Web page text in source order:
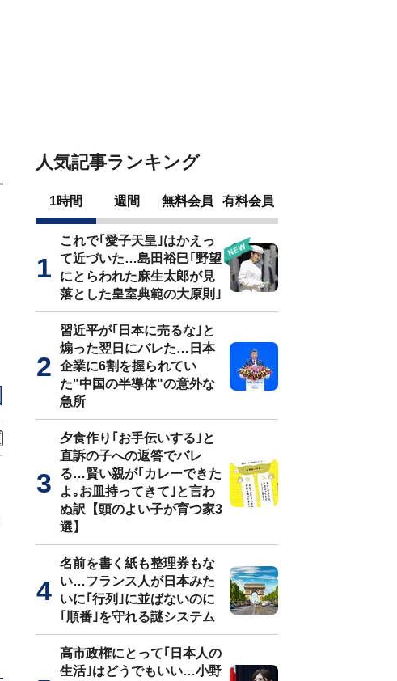
人気記事ランキング
1時間 週間 無料会員 有料会員
これで｢愛子天皇｣はかえっ
て近づいた…島田裕巳｢野望
にとらわれた麻生太郎が見
落とした皇室典範の大原則｣
習近平が｢日本に売るな｣と
煽った翌日にバレた…日本
企業に6割を握られてい
た"中国の半導体"の意外な
急所
夕食作り｢お手伝いする｣と
直訴の子への返答でバレ
る…賢い親が｢カレーできた
よ｡お皿持ってきて｣と言わ
ぬ訳【頭のよい子が育つ家3
選】
名前を書く紙も整理券もな
い…フランス人が日本みた
いに｢行列｣に並ばないのに
｢順番｣を守れる謎システム
高市政権にとって｢日本人の
生活｣はどうでもいい…小野